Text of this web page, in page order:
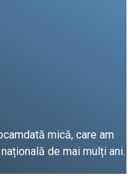
mică, care am
de mai mulți ani.